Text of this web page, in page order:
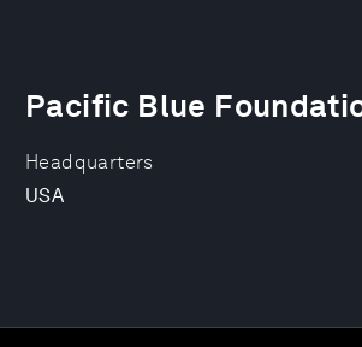
Headquarters
USA
Pacific Blue